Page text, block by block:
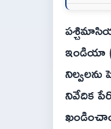
ఇండియా
నివేదిక